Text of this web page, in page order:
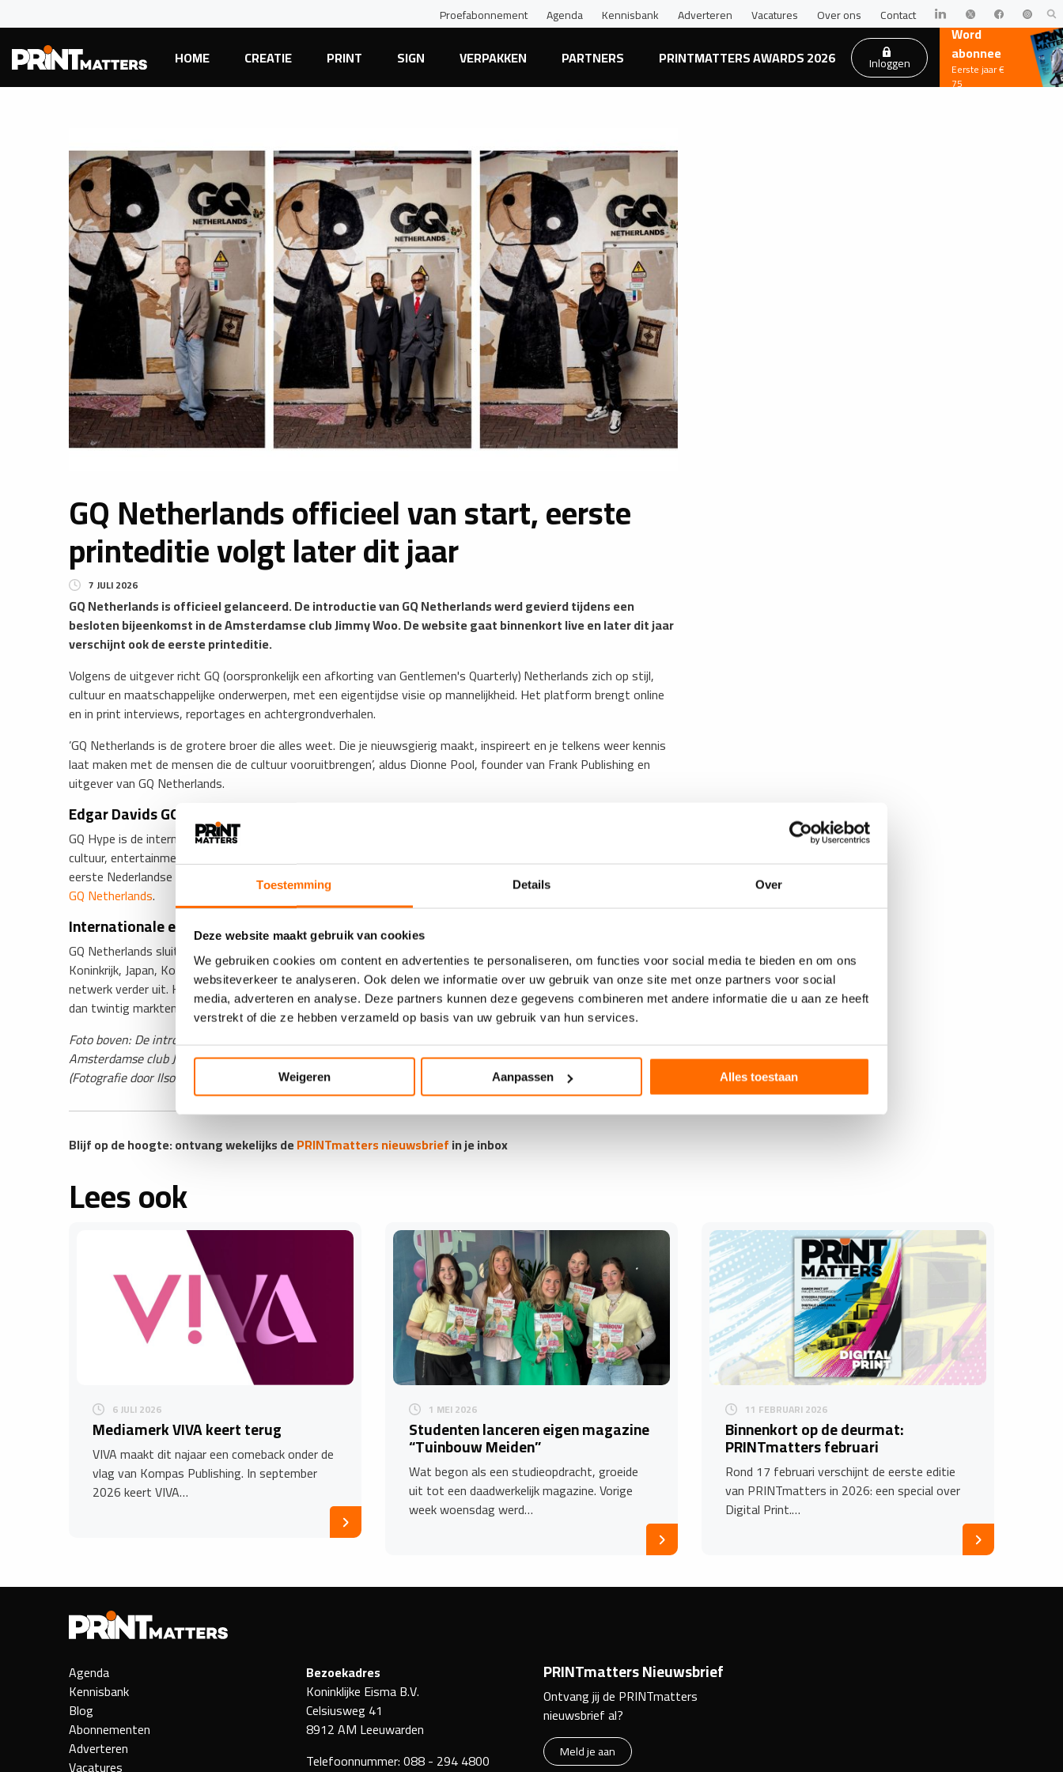
Toestemming Details Over
Deze website maakt gebruik van cookies
We gebruiken cookies om content en advertenties te personaliseren, om functies voor social media te bieden en om ons
websiteverkeer te analyseren. Ook delen we informatie over uw gebruik van onze site met onze partners voor social
media, adverteren en analyse. Deze partners kunnen deze gegevens combineren met andere informatie die u aan ze heeft
verstrekt of die ze hebben verzameld op basis van uw gebruik van hun services.
Weigeren Aanpassen Alles toestaan
Proefabonnement Agenda Kennisbank Adverteren Vacatures Over ons Contact
HOME CREATIE PRINT SIGN VERPAKKEN PARTNERS PRINTMATTERS AWARDS 2026 Inloggen
Word
abonnee
Eerste jaar €
75
GQ Netherlands officieel van start, eerste
printeditie volgt later dit jaar
7 JULI 2026
GQ Netherlands is officieel gelanceerd. De introductie van GQ Netherlands werd gevierd tijdens een
besloten bijeenkomst in de Amsterdamse club Jimmy Woo. De website gaat binnenkort live en later dit jaar
verschijnt ook de eerste printeditie.
Volgens de uitgever richt GQ (oorspronkelijk een afkorting van Gentlemen's Quarterly)Netherlands zich op stijl,
cultuur en maatschappelijke onderwerpen, met een eigentijdse visie op mannelijkheid. Het platform brengt online
en in print interviews, reportages en achtergrondverhalen.
​’GQ Netherlands is de grotere broer die alles weet. Die je nieuwsgierig maakt, inspireert en je telkens weer kennis
laat maken met de mensen die de cultuur vooruitbrengen’, aldus Dionne Pool, founder van Frank Publishing en
uitgever van GQ Netherlands.
Edgar Davids GQ Netherlands Hype-coverster
GQ Hype is de internationale digitale coverreeks van GQ, waarin periodiek invloedrijke persoonlijkheden uit sport,
cultuur, entertainment en lifestyle centraal staan met exclusieve fotografie en verdiepende interviews. Op de
eerste Nederlandse GQ Hype-cover is Edgar Davids te zien. Deze zijn nu te bekijken via het
GQ Netherlands.
Internationale edities
GQ Netherlands sluit zich aan bij een reeks aan internationale edities, waaronder de Verenigde Staten, het Verenigd
Koninkrijk, Japan, Korea, Italië, het Midden-Oosten en Thailand. Met de lancering breidt GQ zijn internationale
netwerk verder uit. Het mannenmagazine, dat in 1957 werd opgericht in New York, verschijnt inmiddels in meer
dan twintig markten. Bekende rubrieken zijn onder meer de jaarlijkse Men of the Year-verkiezing.
​Foto boven: De introductie van GQ Netherlands werd gevierd tijdens een besloten bijeenkomst in de
Amsterdamse club Jimmy Woo. V.l.n.r.: Robbert Rodenburg, Ray Fuego, Georgy Dendoe (GRGY), Sunnery James.
(Fotografie door Ilsoo van Dijk)
Blijf op de hoogte: ontvang wekelijks dePRINTmatters nieuwsbriefin je inbox​
Lees ook
6 JULI 2026
Mediamerk VIVA keert terug
VIVA maakt dit najaar een comeback onder de
vlag van Kompas Publishing. In september
2026 keert VIVA…
1 MEI 2026
Studenten lanceren eigen magazine
“Tuinbouw Meiden”
Wat begon als een studieopdracht, groeide
uit tot een daadwerkelijk magazine. Vorige
week woensdag werd…
11 FEBRUARI 2026
Binnenkort op de deurmat:
PRINTmatters februari
Rond 17 februari verschijnt de eerste editie
van PRINTmatters in 2026: een special over
Digital Print.…
Agenda
Kennisbank
Blog
Abonnementen
Adverteren
Vacatures
Bezoekadres
Koninklijke Eisma B.V.
Celsiusweg 41
8912 AM Leeuwarden
Telefoonnummer:088 - 294 4800
PRINTmatters Nieuwsbrief
Ontvang jij de PRINTmatters
nieuwsbrief al?
Meld je aan